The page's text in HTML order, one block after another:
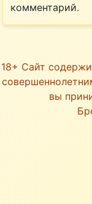
комментарий.
18+ Сайт
вы